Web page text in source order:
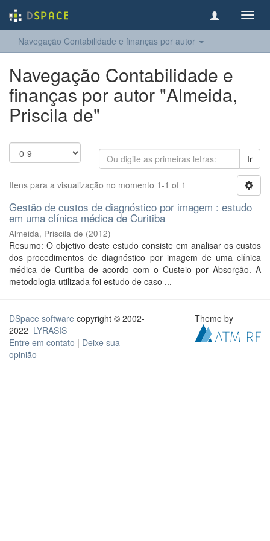
Navegação Contabilidade e finanças por autor
Navegação Contabilidade e
finanças por autor "Almeida,
Priscila de"
Ir
Itens para a visualização no momento 1-1 of 1
Gestão de custos de diagnóstico por imagem : estudo
em uma clínica médica de Curitiba
Almeida, Priscila de (2012)
Resumo: O objetivo deste estudo consiste em analisar os custos
dos procedimentos de diagnóstico por imagem de uma clínica
médica de Curitiba de acordo com o Custeio por Absorção. A
metodologia utilizada foi estudo de caso ...
DSpace software copyright © 2002-
2022 LYRASIS
Entre em contato | Deixe sua
opinião
Theme by